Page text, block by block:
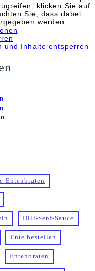
klicken Sie auf
Sie, dass dabei
werden.
und Inhalte entsperren
Entenbraten
Dill-Senf-Sauce
Ente bestellen
Entenbraten